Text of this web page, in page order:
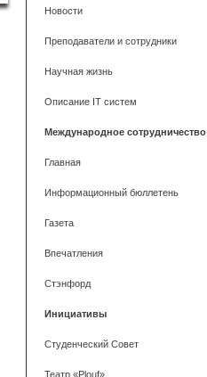
Новости
Преподаватели и сотрудники
Научная жизнь
Описание IT систем
Международное сотрудничество
Главная
Информационный бюллетень
Газета
Впечатления
Стэнфорд
Инициативы
Студенческий Совет
Театр «Plouf»